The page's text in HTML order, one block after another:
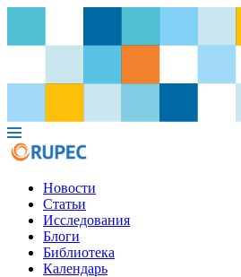
Новости
Статьи
Исследования
Блоги
Библиотека
Календарь